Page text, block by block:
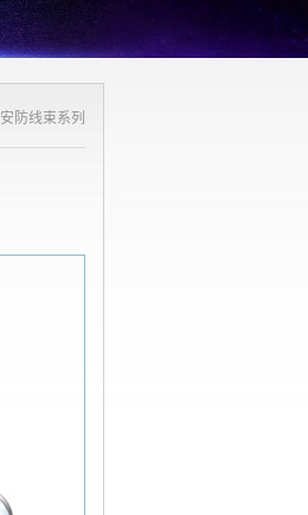
安防线束系列